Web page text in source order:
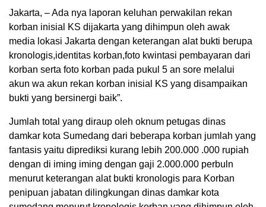
Jakarta, – Ada nya laporan keluhan perwakilan rekan
korban inisial KS dijakarta yang dihimpun oleh awak
media lokasi Jakarta dengan keterangan alat bukti berupa
kronologis,identitas korban,foto kwintasi pembayaran dari
korban serta foto korban pada pukul 5 an sore melalui
akun wa akun rekan korban inisial KS yang disampaikan
bukti yang bersinergi baik”.
Jumlah total yang diraup oleh oknum petugas dinas
damkar kota Sumedang dari beberapa korban jumlah yang
fantasis yaitu diprediksi kurang lebih 200.000 .000 rupiah
dengan di iming iming dengan gaji 2.000.000 perbuln
menurut keterangan alat bukti kronologis para Korban
penipuan jabatan dilingkungan dinas damkar kota